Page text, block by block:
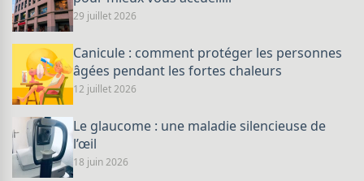
29 juillet 2026
Canicule : comment protéger les personnes
âgées pendant les fortes chaleurs
12 juillet 2026
Le glaucome : une maladie silencieuse de
l’œil
18 juin 2026